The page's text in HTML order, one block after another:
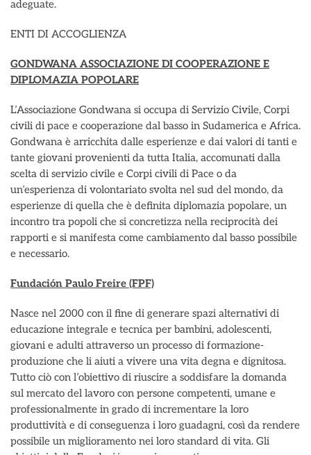
adeguate.
ENTI DI ACCOGLIENZA
GONDWANA ASSOCIAZIONE DI COOPERAZIONE E
DIPLOMAZIA POPOLARE
L’Associazione Gondwana si occupa di Servizio Civile, Corpi
civili di pace e cooperazione dal basso in Sudamerica e Africa.
Gondwana è arricchita dalle esperienze e dai valori di tanti e
tante giovani provenienti da tutta Italia, accomunati dalla
scelta di servizio civile e Corpi civili di Pace o da
un’esperienza di volontariato svolta nel sud del mondo, da
esperienze di quella che è definita diplomazia popolare, un
incontro tra popoli che si concretizza nella reciprocità dei
rapporti e si manifesta come cambiamento dal basso possibile
e necessario.
Fundación Paulo Freire (FPF)
Nasce nel 2000 con il fine di generare spazi alternativi di
educazione integrale e tecnica per bambini, adolescenti,
giovani e adulti attraverso un processo di formazione-
produzione che li aiuti a vivere una vita degna e dignitosa.
Tutto ciò con l’obiettivo di riuscire a soddisfare la domanda
sul mercato del lavoro con persone competenti, umane e
professionalmente in grado di incrementare la loro
produttività e di conseguenza i loro guadagni, così da rendere
possibile un miglioramento nei loro standard di vita. Gli